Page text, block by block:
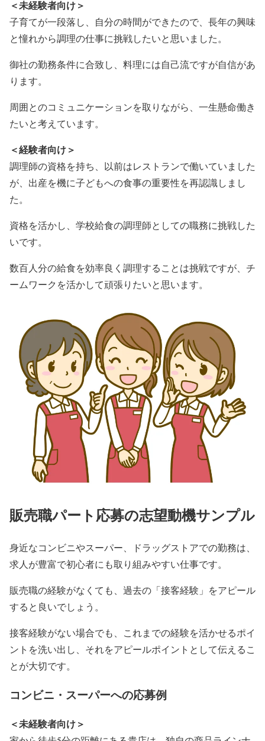
＜未経験者向け＞
子育てが一段落し、自分の時間ができたので、長年の興味
と憧れから調理の仕事に挑戦したいと思いました。
御社の勤務条件に合致し、料理には自己流ですが自信があ
ります。
周囲とのコミュニケーションを取りながら、一生懸命働き
たいと考えています。
＜経験者向け＞
調理師の資格を持ち、以前はレストランで働いていました
が、出産を機に子どもへの食事の重要性を再認識しまし
た。
資格を活かし、学校給食の調理師としての職務に挑戦した
いです。
数百人分の給食を効率良く調理することは挑戦ですが、チ
ームワークを活かして頑張りたいと思います。
販売職パート応募の志望動機サンプル
身近なコンビニやスーパー、ドラッグストアでの勤務は、
求人が豊富で初心者にも取り組みやすい仕事です。
販売職の経験がなくても、過去の「接客経験」をアピール
すると良いでしょう。
接客経験がない場合でも、これまでの経験を活かせるポイ
ントを洗い出し、それをアピールポイントとして伝えるこ
とが大切です。
コンビニ・スーパーへの応募例
＜未経験者向け＞